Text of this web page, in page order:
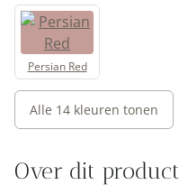
Persian Red
Alle 14 kleuren tonen
Over dit product